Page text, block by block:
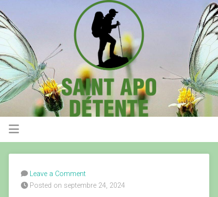
Leave a Comment
Posted on septembre 24, 2024